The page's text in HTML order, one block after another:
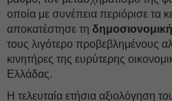
οποία με συνέπεια περιόρισε τα
αποκατέστησε τη δημοσιονομική
τους λιγότερο προβεβλημένους
κινητήρες της ευρύτερης
Ελλάδας.
Η τελευταία ετήσια αξιολόγηση